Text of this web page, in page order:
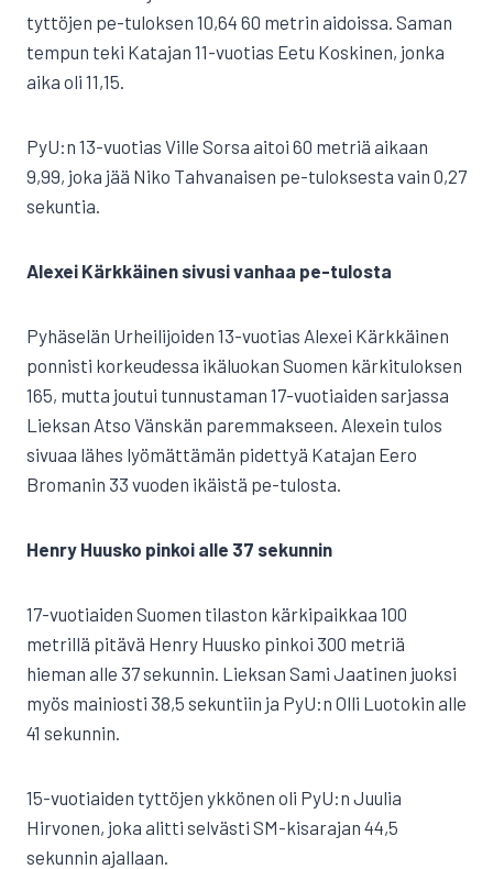
tyttöjen pe-tuloksen 10,64 60 metrin aidoissa. Saman
tempun teki Katajan 11-vuotias Eetu Koskinen, jonka
aika oli 11,15.
PyU:n 13-vuotias Ville Sorsa aitoi 60 metriä aikaan
9,99, joka jää Niko Tahvanaisen pe-tuloksesta vain 0,27
sekuntia.
Alexei Kärkkäinen sivusi vanhaa pe-tulosta
Pyhäselän Urheilijoiden 13-vuotias Alexei Kärkkäinen
ponnisti korkeudessa ikäluokan Suomen kärkituloksen
165, mutta joutui tunnustaman 17-vuotiaiden sarjassa
Lieksan Atso Vänskän paremmakseen. Alexein tulos
sivuaa lähes lyömättämän pidettyä Katajan Eero
Bromanin 33 vuoden ikäistä pe-tulosta.
Henry Huusko pinkoi alle 37 sekunnin
17-vuotiaiden Suomen tilaston kärkipaikkaa 100
metrillä pitävä Henry Huusko pinkoi 300 metriä
hieman alle 37 sekunnin. Lieksan Sami Jaatinen juoksi
myös mainiosti 38,5 sekuntiin ja PyU:n Olli Luotokin alle
41 sekunnin.
15-vuotiaiden tyttöjen ykkönen oli PyU:n Juulia
Hirvonen, joka alitti selvästi SM-kisarajan 44,5
sekunnin ajallaan.